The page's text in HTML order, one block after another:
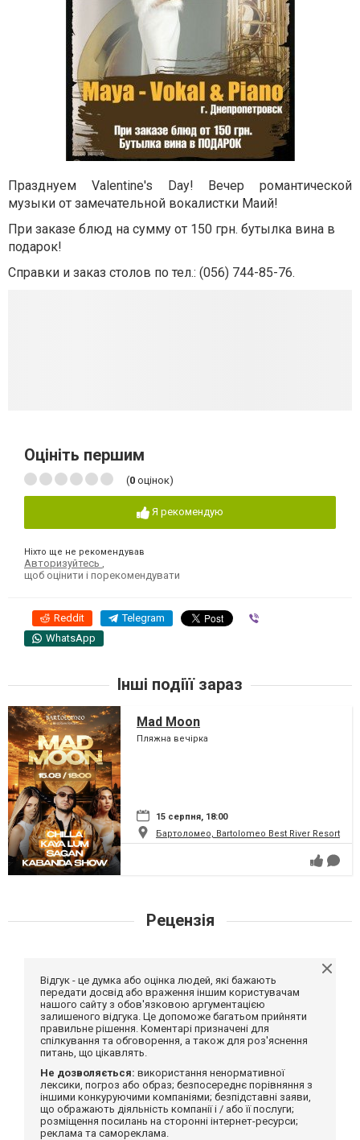
Празднуем Valentine's Day! Вечер романтической
музыки от замечательной вокалистки Маий!
При заказе блюд на сумму от 150 грн. бутылка вина в
подарок!
Справки и заказ столов по тел.: (056) 744-85-76.
Оцініть першим
(0 оцінок)
Я рекомендую
Ніхто ще не рекомендував
Авторизуйтесь
щоб оцінити і порекомендувати
Reddit Telegram
WhatsApp
Інші подіїї зараз
Mad Moon
Пляжна вечірка
15 серпня, 18:00
Бартоломео, Bartolomeo Best River Resort
Рецензія
Відгук - це думка або оцінка людей, які бажають
передати досвід або враження іншим користувачам
нашого сайту з обов'язковою аргументацією
залишеного відгука. Це допоможе багатьом прийняти
правильне рішення. Коментарі призначені для
спілкування та обговорення, а також для роз'яснення
питань, що цікавлять.
Не дозволяється: використання ненормативної
лексики, погроз або образ; безпосереднє порівняння з
іншими конкуруючими компаніями; безпідставні заяви,
що ображають діяльність компанії і / або її послуги;
розміщення посилань на сторонні інтернет-ресурси;
реклама та самореклама.